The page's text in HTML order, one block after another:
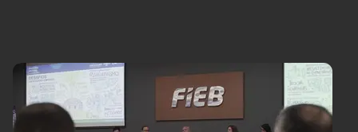
Agronegócios
Brasil
Brasil Mineral
Comportamento
Cultura
Economia
Meio Ambiente
Podcast
Política